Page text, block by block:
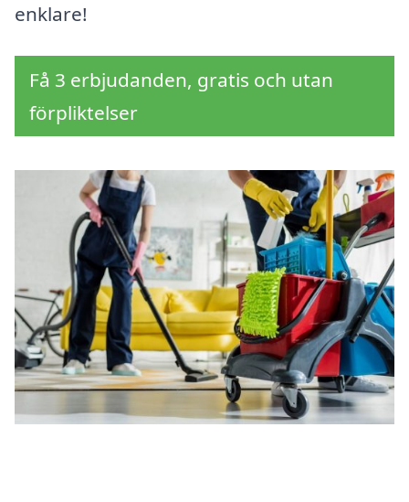
enklare!
Få 3 erbjudanden, gratis och utan
förpliktelser